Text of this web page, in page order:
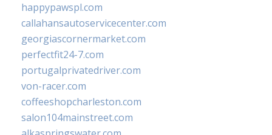
happypawspl.com
callahansautoservicecenter.com
georgiascornermarket.com
perfectfit24-7.com
portugalprivatedriver.com
von-racer.com
coffeeshopcharleston.com
salon104mainstreet.com